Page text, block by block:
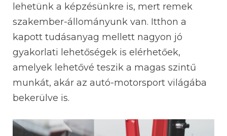
lehetünk a képzésünkre is, mert remek
szakember-állományunk van. Itthon a
kapott tudásanyag mellett nagyon jó
gyakorlati lehetőségek is elérhetőek,
amelyek lehetővé teszik a magas szintű
munkát, akár az autó-motorsport világába
bekerülve is.